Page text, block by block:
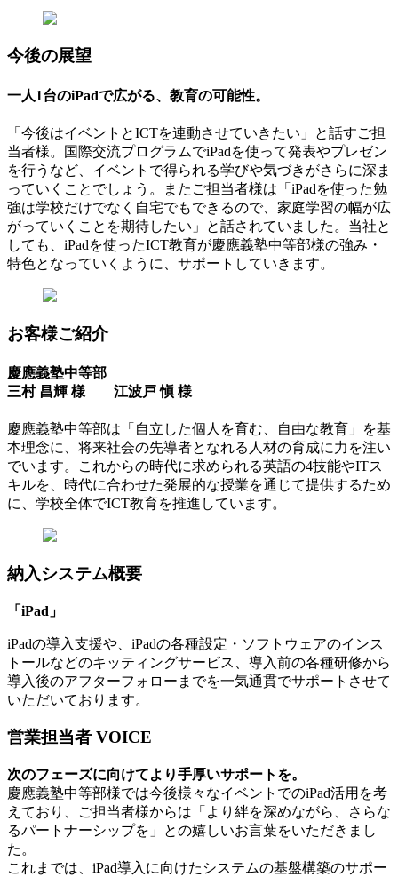
今後の展望
一人1台のiPadで広がる、教育の可能性。
「今後はイベントとICTを連動させていきたい」と話すご担
当者様。国際交流プログラムでiPadを使って発表やプレゼン
を行うなど、イベントで得られる学びや気づきがさらに深ま
っていくことでしょう。またご担当者様は「iPadを使った勉
強は学校だけでなく自宅でもできるので、家庭学習の幅が広
がっていくことを期待したい」と話されていました。当社と
しても、iPadを使ったICT教育が慶應義塾中等部様の強み・
特色となっていくように、サポートしていきます。
お客様ご紹介
慶應義塾中等部
三村 昌輝 様 江波戸 愼 様
慶應義塾中等部は「自立した個人を育む、自由な教育」を基
本理念に、将来社会の先導者となれる人材の育成に力を注い
でいます。これからの時代に求められる英語の4技能やITス
キルを、時代に合わせた発展的な授業を通じて提供するため
に、学校全体でICT教育を推進しています。
納入システム概要
「iPad」
iPadの導入支援や、iPadの各種設定・ソフトウェアのインス
トールなどのキッティングサービス、導入前の各種研修から
導入後のアフターフォローまでを一気通貫でサポートさせて
いただいております。
営業担当者 VOICE
次のフェーズに向けてより手厚いサポートを。
慶應義塾中等部様では今後様々なイベントでのiPad活用を考
えており、ご担当者様からは「より絆を深めながら、さらな
るパートナーシップを」との嬉しいお言葉をいただきまし
た。
これまでは、iPad導入に向けたシステムの基盤構築のサポー